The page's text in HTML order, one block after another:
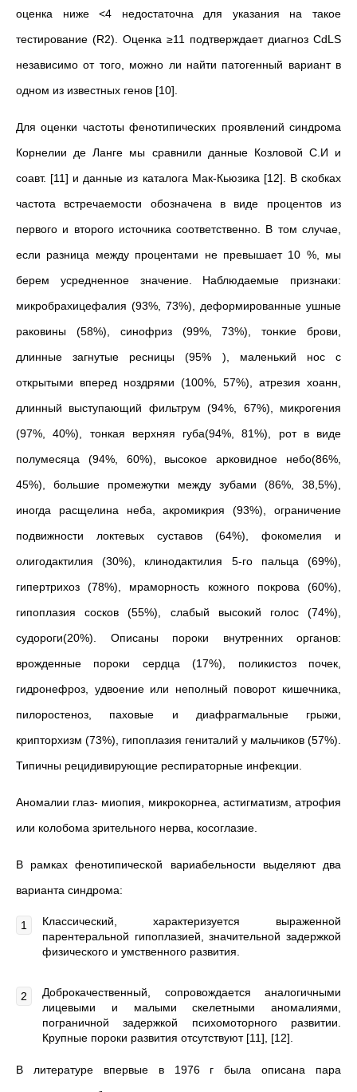
оценка ниже <4 недостаточна для указания на такое
тестирование (R2). Оценка ≥11 подтверждает диагноз CdLS
независимо от того, можно ли найти патогенный вариант в
одном из известных генов [10].
Для оценки частоты фенотипических проявлений синдрома
Корнелии де Ланге мы сравнили данные Козловой С.И и
соавт. [11] и данные из каталога Мак-Кьюзика [12]. В скобках
частота встречаемости обозначена в виде процентов из
первого и второго источника соответственно. В том случае,
если разница между процентами не превышает 10 %, мы
берем усредненное значение. Наблюдаемые признаки:
микробрахицефалия (93%, 73%), деформированные ушные
раковины (58%), синофриз (99%, 73%), тонкие брови,
длинные загнутые ресницы (95% ), маленький нос с
открытыми вперед ноздрями (100%, 57%), атрезия хоанн,
длинный выступающий фильтрум (94%, 67%), микрогения
(97%, 40%), тонкая верхняя губа(94%, 81%), рот в виде
полумесяца (94%, 60%), высокое арковидное небо(86%,
45%), большие промежутки между зубами (86%, 38,5%),
иногда расщелина неба, акромикрия (93%), ограничение
подвижности локтевых суставов (64%), фокомелия и
олигодактилия (30%), клинодактилия 5-го пальца (69%),
гипертрихоз (78%), мраморность кожного покрова (60%),
гипоплазия сосков (55%), слабый высокий голос (74%),
судороги(20%). Описаны пороки внутренних органов:
врожденные пороки сердца (17%), поликистоз почек,
гидронефроз, удвоение или неполный поворот кишечника,
пилоростеноз, паховые и диафрагмальные грыжи,
крипторхизм (73%), гипоплазия гениталий у мальчиков (57%).
Типичны рецидивирующие респираторные инфекции.
Аномалии глаз- миопия, микрокорнеа, астигматизм, атрофия
или колобома зрительного нерва, косоглазие.
В рамках фенотипической вариабельности выделяют два
варианта синдрома:
Классический, характеризуется выраженной
парентеральной гипоплазией, значительной задержкой
физического и умственного развития.
Доброкачественный, сопровождается аналогичными
лицевыми и малыми скелетными аномалиями,
пограничной задержкой психомоторного развитии.
Крупные пороки развития отсутствуют [11], [12].
В литературе впервые в 1976 г была описана пара